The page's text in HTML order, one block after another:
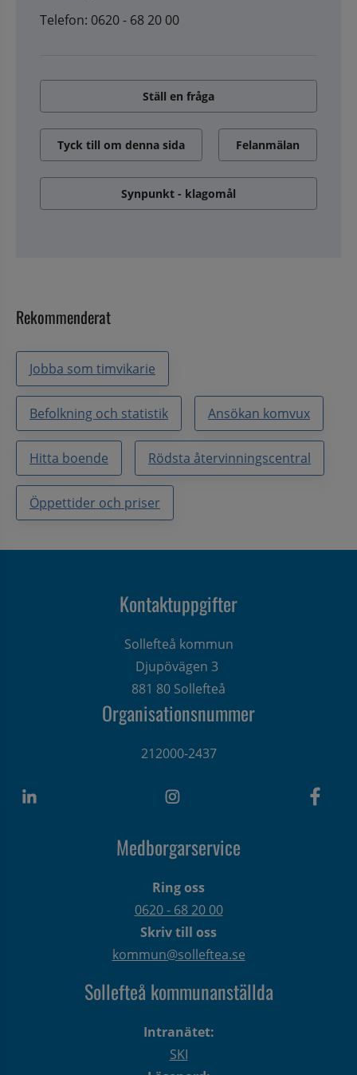
Telefon: 0620 - 68 20 00
Ställ en fråga
Tyck till om denna sida Felanmälan
Synpunkt - klagomål
Rekommenderat
Jobba som timvikarie
Befolkning och statistik Ansökan komvux
Hitta boende Rödsta återvinningscentral
Öppettider och priser
Kontaktuppgifter
Sollefteå kommun
Djupövägen 3
881 80 Sollefteå
Organisationsnummer
212000-2437
Medborgarservice
Ring oss
0620 - 68 20 00
Skriv till oss
kommun@solleftea.se
Sollefteå kommunanställda
Intranätet:
SKI